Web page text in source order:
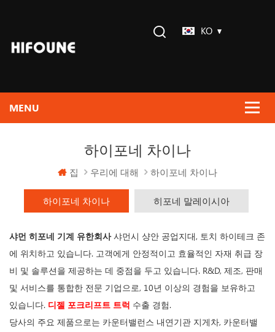
KO
하이포네 차이나
집 우리에 대해 하이포네 차이나
하이포네 차이나 히포네 말레이시아
샤먼 히포네 기계 유한회사샤먼시 샹안 공업지대, 토치 하이테크 존
에 위치하고 있습니다. 고객에게 안정적이고 효율적인 자재 취급 장
비 및 솔루션을 제공하는 데 중점을 두고 있습니다. R&D, 제조, 판매
및 서비스를 통합한 전문 기업으로, 10년 이상의 경험을 보유하고
있습니다. 디젤 포크리프트 트럭 수출 경험.
당사의 주요 제품으로는 카운터밸런스 내연기관 지게차, 카운터밸